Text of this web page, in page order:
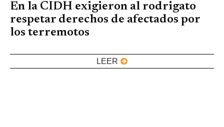
En la CIDH exigieron al rodrigato
respetar derechos de afectados por
los terremotos
LEER